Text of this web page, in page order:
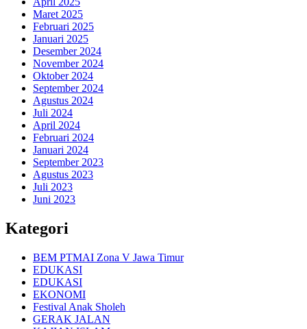
Maret 2025
Februari 2025
Januari 2025
Desember 2024
November 2024
Oktober 2024
September 2024
Agustus 2024
Juli 2024
April 2024
Februari 2024
Januari 2024
September 2023
Agustus 2023
Juli 2023
Juni 2023
Kategori
BEM PTMAI Zona V Jawa Timur
EDUKASI
EDUKASI
EKONOMI
Festival Anak Sholeh
GERAK JALAN